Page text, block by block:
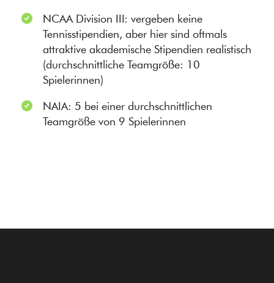
NCAA Division III: vergeben keine
Tennisstipendien, aber hier sind oftmals
attraktive akademische Stipendien realistisch
(durchschnittliche Teamgröße: 10
Spielerinnen)
NAIA: 5 bei einer durchschnittlichen
Teamgröße von 9 Spielerinnen